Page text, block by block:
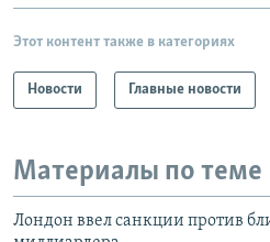
Этот контент также в категориях
Новости Главные новости
Материалы по теме
Лондон ввел санкции против